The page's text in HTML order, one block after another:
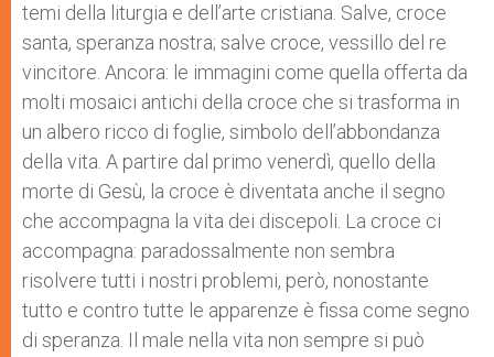
temi della liturgia e dell’arte cristiana. Salve, croce
santa, speranza nostra; salve croce, vessillo del re
vincitore. Ancora: le immagini come quella offerta da
molti mosaici antichi della croce che si trasforma in
un albero ricco di foglie, simbolo dell’abbondanza
della vita. A partire dal primo venerdì, quello della
morte di Gesù, la croce è diventata anche il segno
che accompagna la vita dei discepoli. La croce ci
accompagna: paradossalmente non sembra
risolvere tutti i nostri problemi, però, nonostante
tutto e contro tutte le apparenze è fissa come segno
di speranza. Il male nella vita non sempre si può